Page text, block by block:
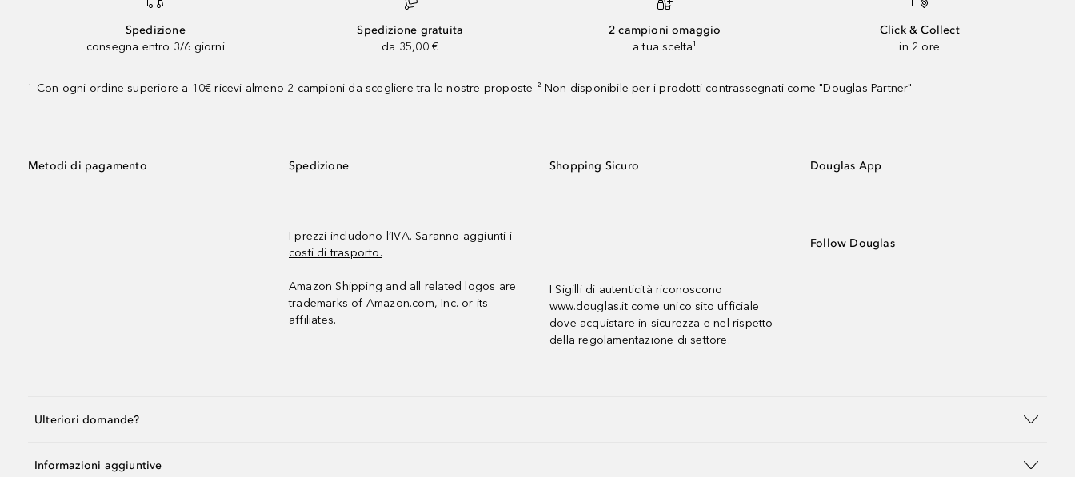
Spedizione
consegna entro 3/6 giorni
Spedizione gratuita
da 35,00 €
2 campioni omaggio
a tua scelta¹
Click & Collect
in 2 ore
¹ Con ogni ordine superiore a 10€ ricevi almeno 2 campioni da scegliere tra le nostre proposte ² Non disponibile per i prodotti contrassegnati come "Douglas Partner"
Metodi di pagamento Spedizione
I prezzi includono l’IVA. Saranno aggiunti i
costi di trasporto.
Amazon Shipping and all related logos are
trademarks of Amazon.com, Inc. or its
affiliates.
Shopping Sicuro
I Sigilli di autenticità riconoscono
www.douglas.it come unico sito ufficiale
dove acquistare in sicurezza e nel rispetto
della regolamentazione di settore.
Douglas App
Follow Douglas
Ulteriori domande?
Informazioni aggiuntive